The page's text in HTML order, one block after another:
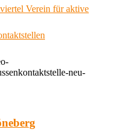
Verein für aktive
neu-